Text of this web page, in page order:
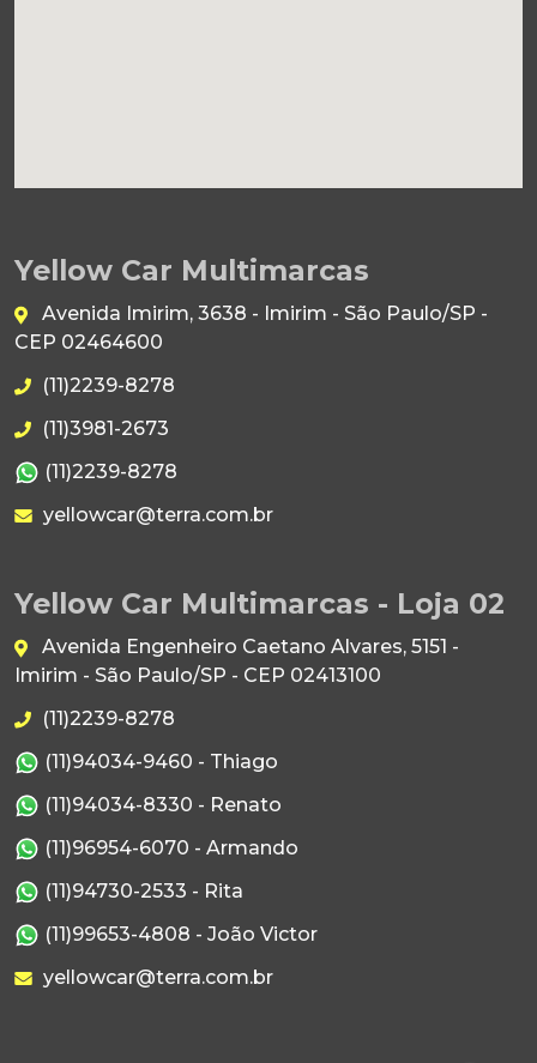
Yellow Car Multimarcas
Avenida Imirim, 3638 - Imirim - São Paulo/SP -
CEP 02464600
(11)2239-8278
(11)3981-2673
(11)2239-8278
yellowcar@terra.com.br
Yellow Car Multimarcas - Loja 02
Avenida Engenheiro Caetano Alvares, 5151 -
Imirim - São Paulo/SP - CEP 02413100
(11)2239-8278
(11)94034-9460 - Thiago
(11)94034-8330 - Renato
(11)96954-6070 - Armando
(11)94730-2533 - Rita
(11)99653-4808 - João Victor
yellowcar@terra.com.br